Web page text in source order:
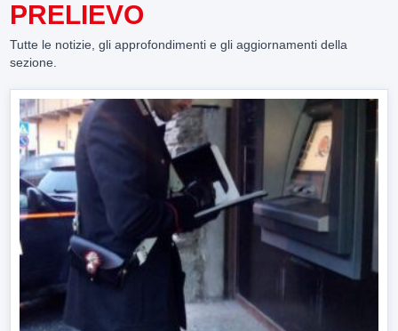
PRELIEVO
Tutte le notizie, gli approfondimenti e gli aggiornamenti della
sezione.